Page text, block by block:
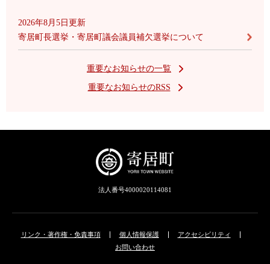
2026年8月5日更新
寄居町長選挙・寄居町議会議員補欠選挙について
重要なお知らせの一覧
重要なお知らせのRSS
法人番号4000020114081
リンク・著作権・免責事項 個人情報保護
アクセシビリティ
お問い合わせ